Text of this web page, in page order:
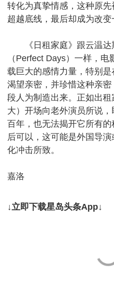
转化为真挚情感，这种原
超越底线，最后却成为改变
《日租家庭》跟云温达
（Perfect Days）一样，
载巨大的感情力量，特别
渴望亲密，并珍惜这种亲
段人为制造出来。正如出
大）开场向老外演员所说
百年，也无法揭开它所有
后可以，这可能是外国导
化冲击所致。
嘉洛
↓立即下载星岛头条App↓